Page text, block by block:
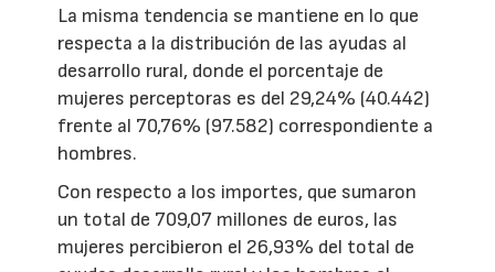
La misma tendencia se mantiene en lo que
respecta a la distribución de las ayudas al
desarrollo rural, donde el porcentaje de
mujeres perceptoras es del 29,24% (40.442)
frente al 70,76% (97.582) correspondiente a
hombres.
Con respecto a los importes, que sumaron
un total de 709,07 millones de euros, las
mujeres percibieron el 26,93% del total de